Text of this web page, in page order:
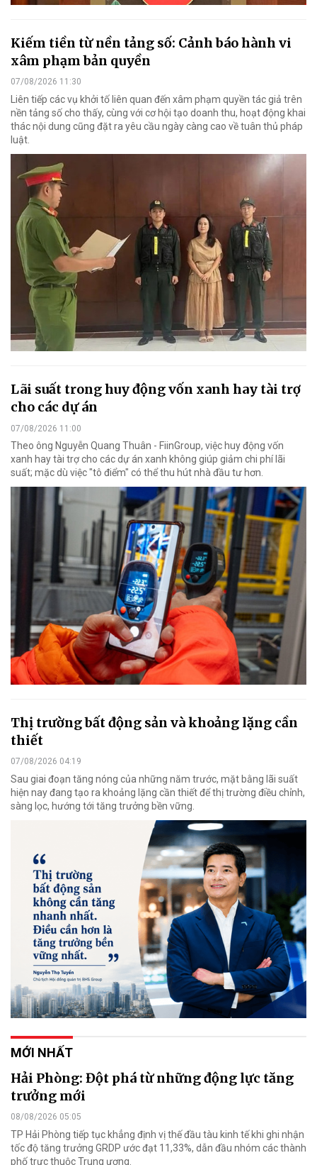
Kiếm tiền từ nền tảng số: Cảnh báo hành vi
xâm phạm bản quyền
07/08/2026 11:30
Liên tiếp các vụ khởi tố liên quan đến xâm phạm quyền tác giả trên
nền tảng số cho thấy, cùng với cơ hội tạo doanh thu, hoạt động khai
thác nội dung cũng đặt ra yêu cầu ngày càng cao về tuân thủ pháp
luật.
Lãi suất trong huy động vốn xanh hay tài trợ
cho các dự án
07/08/2026 11:00
Theo ông Nguyễn Quang Thuân - FiinGroup, việc huy động vốn
xanh hay tài trợ cho các dự án xanh không giúp giảm chi phí lãi
suất; mặc dù việc "tô điểm" có thể thu hút nhà đầu tư hơn.
Thị trường bất động sản và khoảng lặng cần
thiết
07/08/2026 04:19
Sau giai đoạn tăng nóng của những năm trước, mặt bằng lãi suất
hiện nay đang tạo ra khoảng lặng cần thiết để thị trường điều chỉnh,
sàng lọc, hướng tới tăng trưởng bền vững.
MỚI NHẤT
Hải Phòng: Đột phá từ những động lực tăng
trưởng mới
08/08/2026 05:05
TP Hải Phòng tiếp tục khẳng định vị thế đầu tàu kinh tế khi ghi nhận
tốc độ tăng trưởng GRDP ước đạt 11,33%, dẫn đầu nhóm các thành
phố trực thuộc Trung ương.